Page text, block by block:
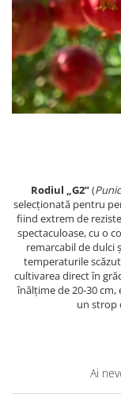
Rodiul „G2”(
selecționată pentru
fiind extrem de
spectaculoase, cu o
remarcabil de dulci
temperaturile
cultivarea direct în
înălțime de 20-30
un strop
Ai